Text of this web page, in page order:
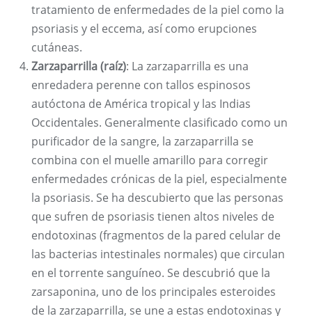
tratamiento de enfermedades de la piel como la
psoriasis y el eccema, así como erupciones
cutáneas.
Zarzaparrilla (raíz): La zarzaparrilla es una
enredadera perenne con tallos espinosos
autóctona de América tropical y las Indias
Occidentales. Generalmente clasificado como un
purificador de la sangre, la zarzaparrilla se
combina con el muelle amarillo para corregir
enfermedades crónicas de la piel, especialmente
la psoriasis. Se ha descubierto que las personas
que sufren de psoriasis tienen altos niveles de
endotoxinas (fragmentos de la pared celular de
las bacterias intestinales normales) que circulan
en el torrente sanguíneo. Se descubrió que la
zarsaponina, uno de los principales esteroides
de la zarzaparrilla, se une a estas endotoxinas y